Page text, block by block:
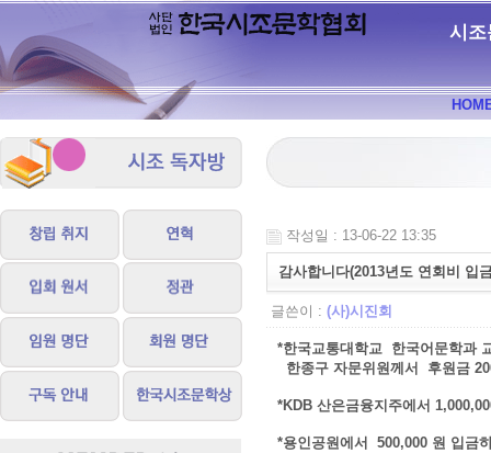
시조
작성일 : 13-06-22 13:35
감사합니다(2013년도 연회비 입
글쓴이 : (사)시진회
*한국교통대학교 한국어문학과
한종구 자문위원께서 후원금
*KDB 산은금융지주에서
*용인공원에서 500,000 원 입금